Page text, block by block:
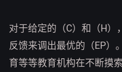
对于给定的（C）和（H）
反馈来调出最优的（EP）
育等等教育机构在不断摸